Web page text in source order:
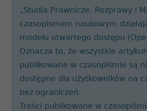
„Studia Prawnicze. Rozprawy i
czasopismem naukowym
modelu otwartego dostępu
Oznacza to, że wszystkie
publikowane w czasopiśmie są
dostępne dla użytkowników na
bez ograniczeń.
Treści publikowane w